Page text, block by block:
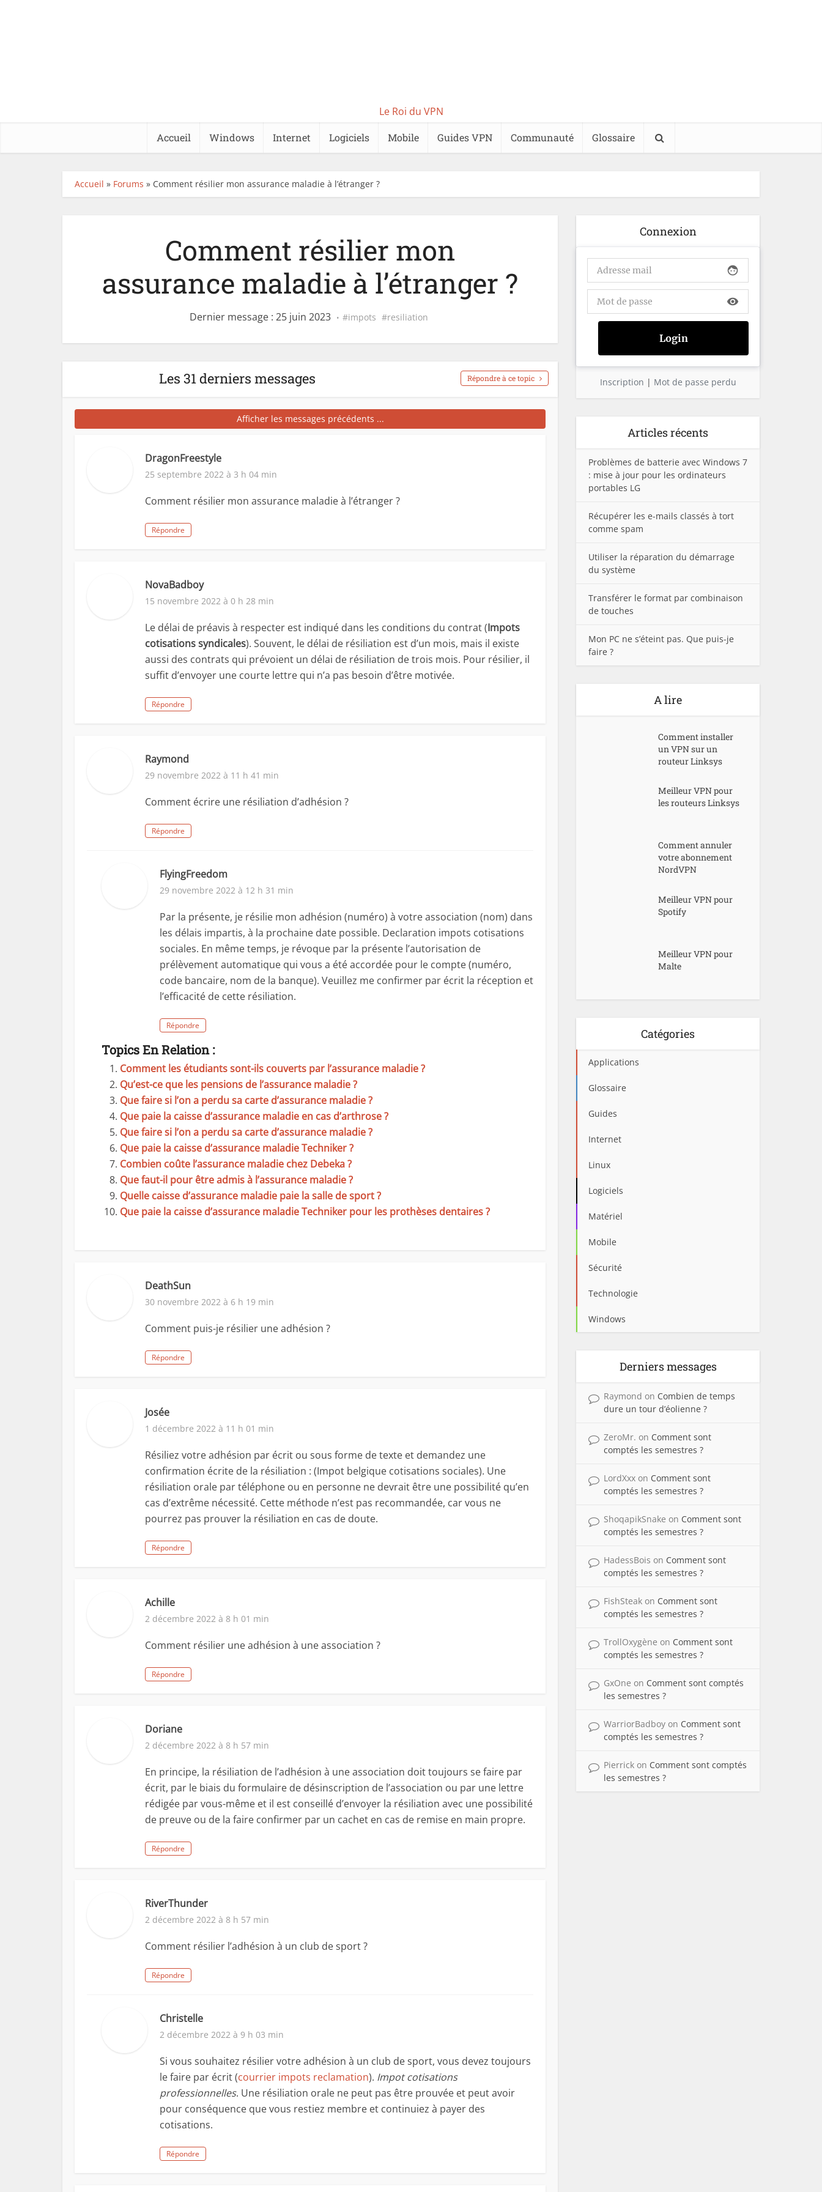
Le Roi du VPN
Accueil Windows Internet Logiciels Mobile Guides VPN Communauté Glossaire
Accueil » Forums » Comment résilier mon assurance maladie à l’étranger ?
Comment résilier mon
assurance maladie à l’étranger ?
Dernier message : 25 juin 2023 impots resiliation
Les 31 derniers messages Répondre à ce topic
Afficher les messages précédents ...
DragonFreestyle
25 septembre 2022 à 3 h 04 min
Comment résilier mon assurance maladie à l’étranger ?
Répondre
NovaBadboy
15 novembre 2022 à 0 h 28 min
Le délai de préavis à respecter est indiqué dans les conditions du contrat (Impots
cotisations syndicales). Souvent, le délai de résiliation est d’un mois, mais il existe
aussi des contrats qui prévoient un délai de résiliation de trois mois. Pour résilier, il
suffit d’envoyer une courte lettre qui n’a pas besoin d’être motivée.
Répondre
Raymond
29 novembre 2022 à 11 h 41 min
Comment écrire une résiliation d’adhésion ?
Répondre
FlyingFreedom
29 novembre 2022 à 12 h 31 min
Par la présente, je résilie mon adhésion (numéro) à votre association (nom) dans
les délais impartis, à la prochaine date possible. Declaration impots cotisations
sociales. En même temps, je révoque par la présente l’autorisation de
prélèvement automatique qui vous a été accordée pour le compte (numéro,
code bancaire, nom de la banque). Veuillez me confirmer par écrit la réception et
l’efficacité de cette résiliation.
Répondre
Topics En Relation :
Comment les étudiants sont-ils couverts par l’assurance maladie ?
Qu’est-ce que les pensions de l’assurance maladie ?
Que faire si l’on a perdu sa carte d’assurance maladie ?
Que paie la caisse d’assurance maladie en cas d’arthrose ?
Que faire si l’on a perdu sa carte d’assurance maladie ?
Que paie la caisse d’assurance maladie Techniker ?
Combien coûte l’assurance maladie chez Debeka ?
Que faut-il pour être admis à l’assurance maladie ?
Quelle caisse d’assurance maladie paie la salle de sport ?
Que paie la caisse d’assurance maladie Techniker pour les prothèses dentaires ?
DeathSun
30 novembre 2022 à 6 h 19 min
Comment puis-je résilier une adhésion ?
Répondre
Josée
1 décembre 2022 à 11 h 01 min
Résiliez votre adhésion par écrit ou sous forme de texte et demandez une
confirmation écrite de la résiliation : (Impot belgique cotisations sociales). Une
résiliation orale par téléphone ou en personne ne devrait être une possibilité qu’en
cas d’extrême nécessité. Cette méthode n’est pas recommandée, car vous ne
pourrez pas prouver la résiliation en cas de doute.
Répondre
Achille
2 décembre 2022 à 8 h 01 min
Comment résilier une adhésion à une association ?
Répondre
Doriane
2 décembre 2022 à 8 h 57 min
En principe, la résiliation de l’adhésion à une association doit toujours se faire par
écrit, par le biais du formulaire de désinscription de l’association ou par une lettre
rédigée par vous-même et il est conseillé d’envoyer la résiliation avec une possibilité
de preuve ou de la faire confirmer par un cachet en cas de remise en main propre.
Répondre
RiverThunder
2 décembre 2022 à 8 h 57 min
Comment résilier l’adhésion à un club de sport ?
Répondre
Christelle
2 décembre 2022 à 9 h 03 min
Si vous souhaitez résilier votre adhésion à un club de sport, vous devez toujours
le faire par écrit (courrier impots reclamation). Impot cotisations
professionnelles. Une résiliation orale ne peut pas être prouvée et peut avoir
pour conséquence que vous restiez membre et continuiez à payer des
cotisations.
Répondre
Connexion
face
visibility
Inscription | Mot de passe perdu
Articles récents
Problèmes de batterie avec Windows 7
: mise à jour pour les ordinateurs
portables LG
Récupérer les e-mails classés à tort
comme spam
Utiliser la réparation du démarrage
du système
Transférer le format par combinaison
de touches
Mon PC ne s’éteint pas. Que puis-je
faire ?
A lire
Comment installer
un VPN sur un
routeur Linksys
Meilleur VPN pour
les routeurs Linksys
Comment annuler
votre abonnement
NordVPN
Meilleur VPN pour
Spotify
Meilleur VPN pour
Malte
Catégories
Applications
Glossaire
Guides
Internet
Linux
Logiciels
Matériel
Mobile
Sécurité
Technologie
Windows
Derniers messages
Raymond on Combien de temps
dure un tour d’éolienne ?
ZeroMr. on Comment sont
comptés les semestres ?
LordXxx on Comment sont
comptés les semestres ?
ShoqapikSnake on Comment sont
comptés les semestres ?
HadessBois on Comment sont
comptés les semestres ?
FishSteak on Comment sont
comptés les semestres ?
TrollOxygène on Comment sont
comptés les semestres ?
GxOne on Comment sont comptés
les semestres ?
WarriorBadboy on Comment sont
comptés les semestres ?
Pierrick on Comment sont comptés
les semestres ?